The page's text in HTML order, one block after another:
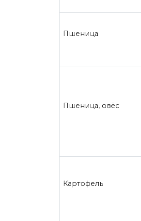
Пшеница
Пшеница, овёс
Картофель